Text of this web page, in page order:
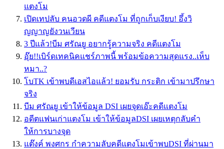
แตงโม
เปิดเทปลับ คนอวดผี คดีแตงโม ที่ถูกเก็บเงียบ! อึ้งวิ
ญญาญยังวนเวียน
3 ปีแล้ว!บีม ศรัณยู อยากรู้ความจริง คดีแตงโม
อุ๊ย!!เบิร์ดเทคนิคแชร์ภาพนี้ พร้อมข้อความสุดแรง..เห็บ
หมา..?
โบTK เข้าพบดีเอสไอแล้ว! ยอมรับ กระติก เข้ามาปรึกษา
จริง
บีม ศรัณยู เข้าให้ข้อมูล DSI เผยจุดเอ๊ะคดีแตงโม
อดีตแฟนเก่าแตงโม เข้าให้ข้อมูลDSI เผยเหตุกลับคำ
ให้การบางจุด
แต๊งค์ พงศกร กำความลับคดีแตงโมเข้าพบDSI ที่ผ่านมา